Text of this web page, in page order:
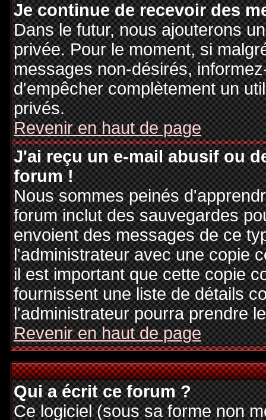
Je continue de recevoir des
Dans le futur, nous ajouterons
privée. Pour le moment, si
messages non-désirés,
d'empêcher complètement un
privés.
Revenir en haut de page
J'ai reçu un e-mail abusif ou
forum !
Nous sommes peinés
forum inclut des sauvegardes
envoient des messages de ce
l'administrateur avec une copie
il est important que cette copie
fournissent une liste de détails
l'administrateur pourra prendre
Revenir en haut de page
Qui a écrit ce forum ?
Ce logiciel (sous sa forme non